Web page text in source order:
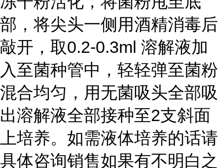
部，将尖头一侧用酒精消毒后
敲开，取0.2-0.3ml 溶解液加
入至菌种管中，轻轻弹至菌粉
混合均匀，用无菌吸头全部吸
出溶解液全部接种至2支斜面
上培养。如需液体培养的话请
具体咨询销售如果有不明白之